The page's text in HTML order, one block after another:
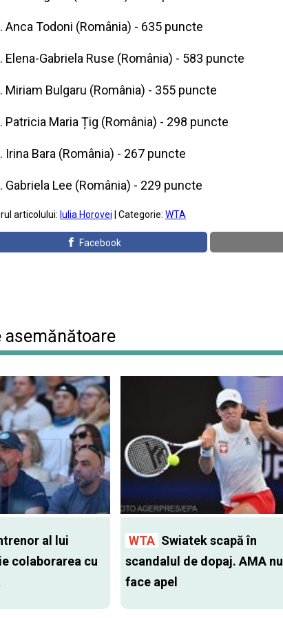
Anca Todoni (România) - 635 puncte
Elena-Gabriela Ruse (România) - 583 puncte
Miriam Bulgaru (România) - 355 puncte
Patricia Maria Țig (România) - 298 puncte
Irina Bara (România) - 267 puncte
Gabriela Lee (România) - 229 puncte
articolului: Iulia Horovei | Categorie: WTA
Facebook
al lui
colaborarea cu
WTA Swiatek scapă în
scandalul de dopaj. AMA nu
face apel